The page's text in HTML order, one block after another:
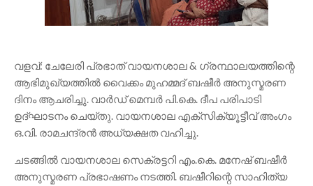
​വളവ്: ചേലേരി പ്രഭാത് വായനശാല & ഗ്രന്ഥാലയത്തിന്റെ
ആഭിമുഖ്യത്തിൽ വൈക്കം മുഹമ്മദ് ബഷീർ അനുസ്മരണ
ദിനം ആചരിച്ചു. വാർഡ് മെമ്പർ പി.കെ. ദീപ പരിപാടി
ഉദ്ഘാടനം ചെയ്തു. വായനശാല എക്സിക്യൂട്ടീവ് അംഗം
ഒ.വി. രാമചന്ദ്രൻ അധ്യക്ഷത വഹിച്ചു.
​ചടങ്ങിൽ വായനശാല സെക്രട്ടറി എം.കെ. മനേഷ് ബഷീർ
അനുസ്മരണ പ്രഭാഷണം നടത്തി. ബഷീറിന്റെ സാഹിത്യ